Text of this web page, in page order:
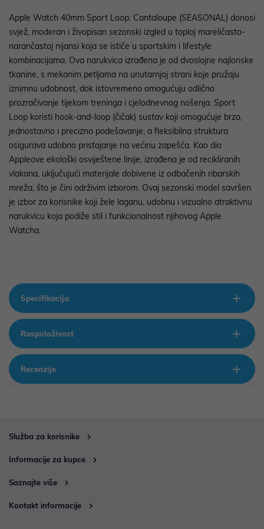
Apple Watch 40mm Sport Loop: Cantaloupe (SEASONAL) donosi
svjež, moderan i živopisan sezonski izgled u toploj mareličasto-
narančastoj nijansi koja se ističe u sportskim i lifestyle
kombinacijama. Ova narukvica izrađena je od dvoslojne najlonske
tkanine, s mekanim petljama na unutarnjoj strani koje pružaju
iznimnu udobnost, dok istovremeno omogućuju odlično
prozračivanje tijekom treninga i cjelodnevnog nošenja. Sport
Loop koristi hook-and-loop (čičak) sustav koji omogućuje brzo,
jednostavno i precizno podešavanje, a fleksibilna struktura
osigurava udobno pristajanje na većinu zapešća. Kao dio
Appleove ekološki osviještene linije, izrađena je od recikliranih
vlakana, uključujući materijale dobivene iz odbačenih ribarskih
mreža, što je čini održivim izborom. Ovaj sezonski model savršen
je izbor za korisnike koji žele laganu, udobnu i vizualno atraktivnu
narukvicu koja podiže stil i funkcionalnost njihovog Apple
Watcha.
Specifikacija
Raspoloživost
Recenzije
Služba za korisnike
Informacije za kupce
Saznajte više
Kontakt informacije